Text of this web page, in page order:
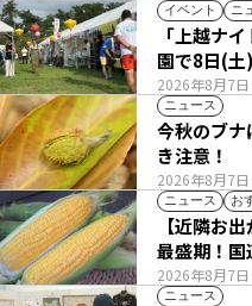
イベント ニ
2026年8月7日
「上越ナ
園で8日(土
ニュース
2026年8月7日
今秋のブナは「豊
き注意！
ニュース お
2026年8月7日
【近隣お
最盛期！国
い列
ニュース